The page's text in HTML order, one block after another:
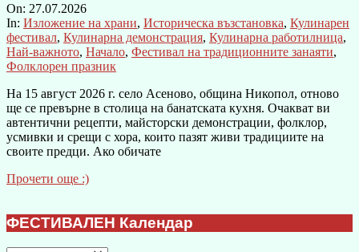
On: 27.07.2026
In: Изложение на храни, Историческа възстановка, Кулинарен
фестивал, Кулинарна демонстрация, Кулинарна работилница,
Най-важното, Начало, Фестивал на традиционните занаяти,
Фолклорен празник
На 15 август 2026 г. село Асеново, община Никопол, отново
ще се превърне в столица на банатската кухня. Очакват ви
автентични рецепти, майсторски демонстрации, фолклор,
усмивки и срещи с хора, които пазят живи традициите на
своите предци. Ако обичате
Прочети още :)
ФЕСТИВАЛЕН Календар